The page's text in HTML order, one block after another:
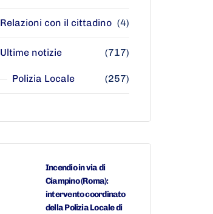
Relazioni con il cittadino (4)
Ultime notizie (717)
Polizia Locale (257)
Incendio in via di
Ciampino (Roma):
intervento coordinato
della Polizia Locale di